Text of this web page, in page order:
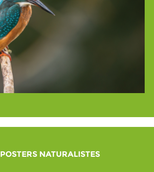
POSTERS NATURALISTES